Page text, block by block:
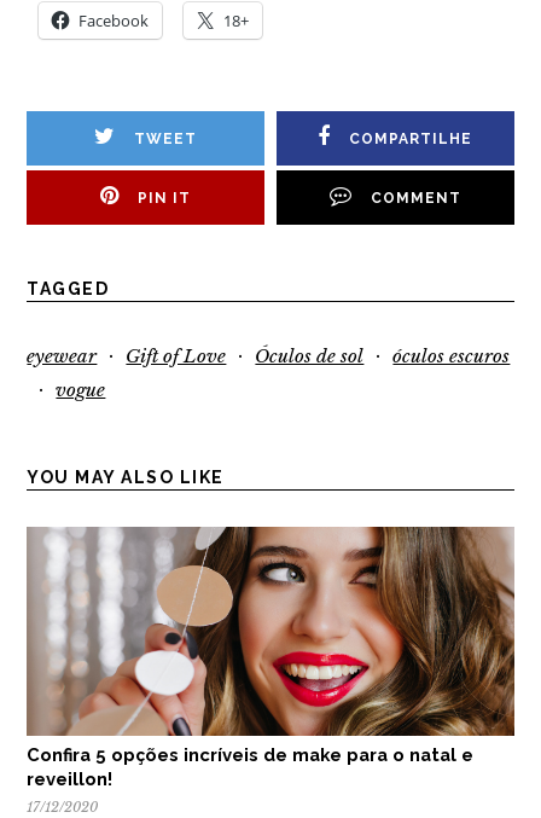
Facebook 18+
TWEET COMPARTILHE
PIN IT COMMENT
TAGGED
eyewear · Gift of Love · Óculos de sol · óculos escuros
· vogue
YOU MAY ALSO LIKE
Confira 5 opções incríveis de make para o natal e
reveillon!
17/12/2020